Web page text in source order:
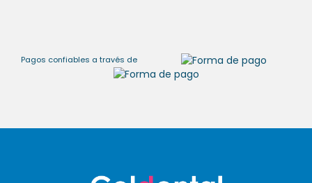
Pagos confiables a través de